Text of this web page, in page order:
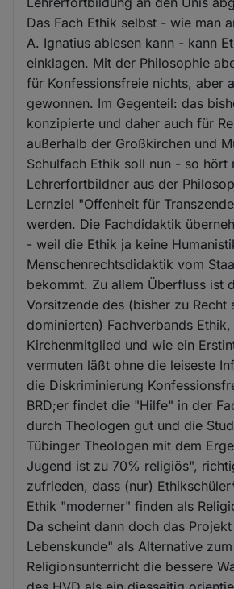
Das Fach Ethik selbst - wie man
A. Ignatius ablesen kann - kann
einklagen. Mit der Philosophie
für Konfessionsfreie nichts, aber
gewonnen. Im Gegenteil: das
konzipierte und daher auch für
außerhalb der Großkirchen und
Schulfach Ethik soll nun - so hört
Lehrerfortbildner aus der
Lernziel "Offenheit für
werden. Die Fachdidaktik
- weil die Ethik ja keine
Menschenrechtsdidaktik vom
bekommt. Zu allem Überfluss ist
Vorsitzende des (bisher zu Recht
dominierten) Fachverbands
Kirchenmitglied und wie ein
vermuten läßt ohne die leiseste
die Diskriminierung
BRD;er findet die "Hilfe" in der
durch Theologen gut und die
Tübinger Theologen mit dem
Jugend ist zu 70% religiös",
zufrieden, dass (nur)
Ethik "moderner" finden als
Da scheint dann doch das
Lebenskunde" als Alternative zum
Religionsunterricht die bessere